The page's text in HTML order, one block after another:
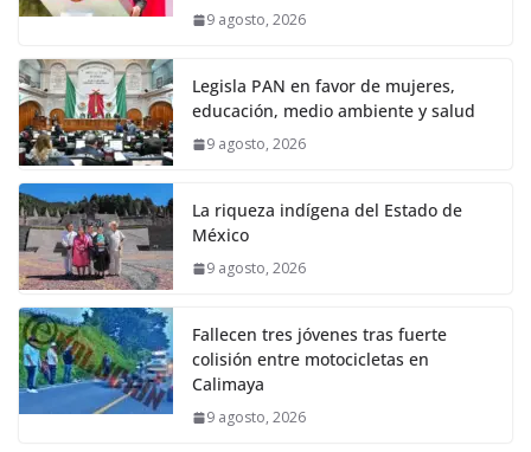
9 agosto, 2026
Legisla PAN en favor de mujeres,
educación, medio ambiente y salud
9 agosto, 2026
La riqueza indígena del Estado de
México
9 agosto, 2026
Fallecen tres jóvenes tras fuerte
colisión entre motocicletas en
Calimaya
9 agosto, 2026